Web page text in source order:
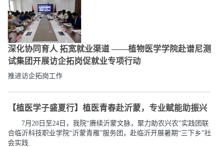
深化协同育人 拓宽就业渠道 ——植物医学学院赴谱尼测
试集团开展访企拓岗促就业专项行动
推进访企拓岗工作
【植医学子盛夏行】植医青春赴沂蒙，专业赋能助振兴
7月20日至24日，我院“赓续沂蒙文脉，聚力助农兴农”实践团联
合临沂科技职业学院“沂蒙青雁”服务团，赴临沂开展暑期“三下乡”社
会实践